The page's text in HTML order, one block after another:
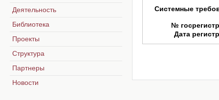
Системные
№
Дата
Деятельность
Библиотека
Проекты
Структура
Партнеры
Новости